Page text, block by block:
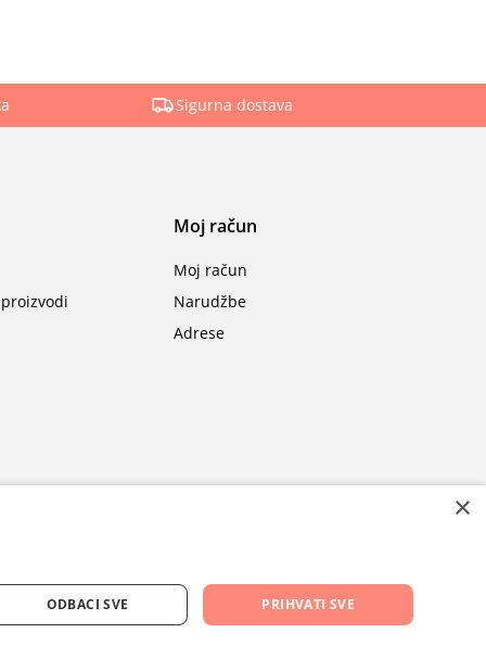
Sigurna dostava
Moj račun
Moj račun
Narudžbe
Adrese
×
PRIHVATI SVE
ODBACI SVE